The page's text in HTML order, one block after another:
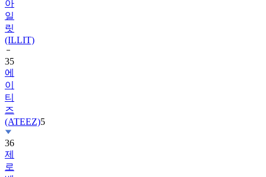
릿
(ILLIT)
35
에
이
티
즈
(ATEEZ)
36
제
로
베
이